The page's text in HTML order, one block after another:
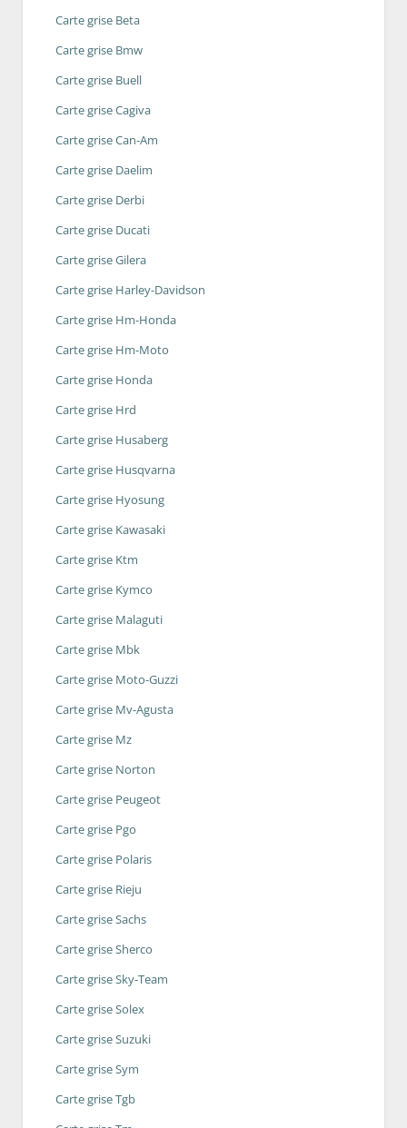
Carte grise Beta
Carte grise Bmw
Carte grise Buell
Carte grise Cagiva
Carte grise Can-Am
Carte grise Daelim
Carte grise Derbi
Carte grise Ducati
Carte grise Gilera
Carte grise Harley-Davidson
Carte grise Hm-Honda
Carte grise Hm-Moto
Carte grise Honda
Carte grise Hrd
Carte grise Husaberg
Carte grise Husqvarna
Carte grise Hyosung
Carte grise Kawasaki
Carte grise Ktm
Carte grise Kymco
Carte grise Malaguti
Carte grise Mbk
Carte grise Moto-Guzzi
Carte grise Mv-Agusta
Carte grise Mz
Carte grise Norton
Carte grise Peugeot
Carte grise Pgo
Carte grise Polaris
Carte grise Rieju
Carte grise Sachs
Carte grise Sherco
Carte grise Sky-Team
Carte grise Solex
Carte grise Suzuki
Carte grise Sym
Carte grise Tgb